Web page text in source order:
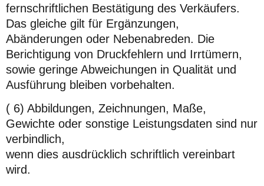
fernschriftlichen Bestätigung des Verkäufers.
Das gleiche gilt für Ergänzungen,
Abänderungen oder Nebenabreden. Die
Berichtigung von Druckfehlern und Irrtümern,
sowie geringe Abweichungen in Qualität und
Ausführung bleiben vorbehalten.
( 6) Abbildungen, Zeichnungen, Maße,
Gewichte oder sonstige Leistungsdaten sind nur
verbindlich,
wenn dies ausdrücklich schriftlich vereinbart
wird.